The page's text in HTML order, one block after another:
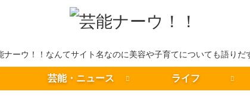
ナーウ！！なんてサイト名なのに美容や子育てについても語りだ
芸能・ニュース ライフ